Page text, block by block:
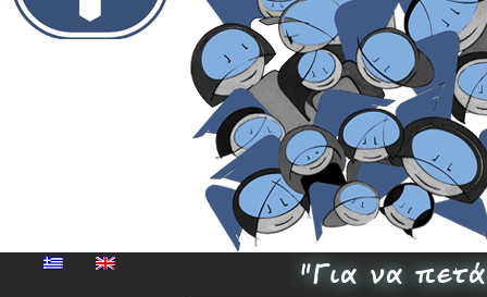
Μουσικής
Αθηνών
"Για να